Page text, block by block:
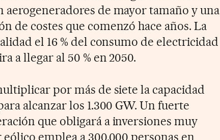
de mayor tamaño y una
de costes que comenzó hace años. La
el 16 % del consumo de electricidad
a llegar al 50 % en 2050.
por más de siete la capacidad
alcanzar los 1.300 GW. Un fuerte
que obligará a inversiones muy
emplea a 300.000 personas en